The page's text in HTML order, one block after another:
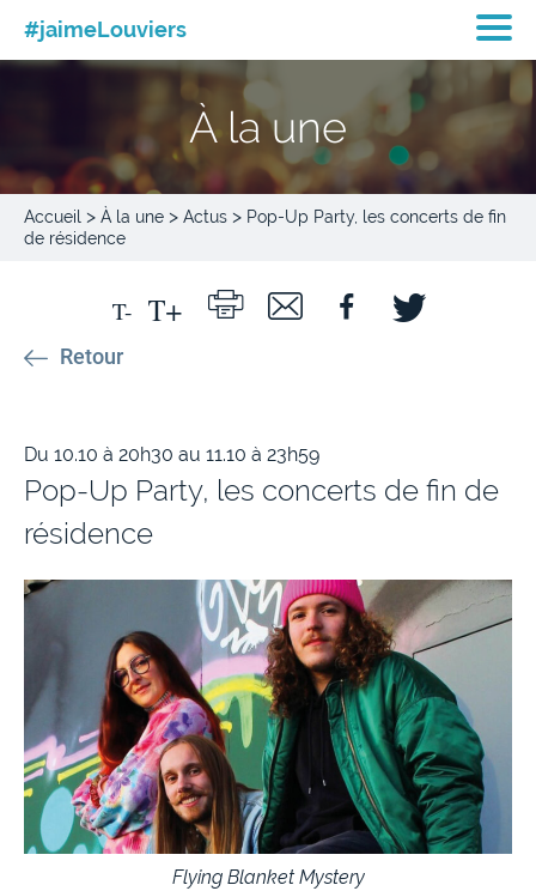
#jaimeLouviers
À la une
Accueil > À la une > Actus > Pop-Up Party, les concerts de fin
de résidence
Retour
Du 10.10 à 20h30 au 11.10 à 23h59
Pop-Up Party, les concerts de fin de
résidence
Flying Blanket Mystery